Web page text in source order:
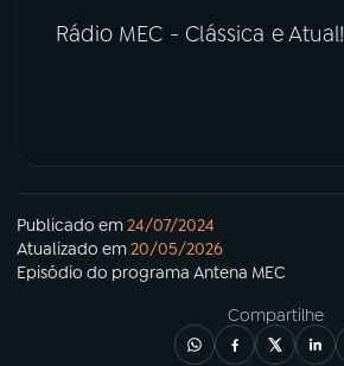
Rádio MEC - Clássica e Atual!
Publicado em24/07/2024
Atualizado em20/05/2026
Episódio do programa Antena MEC
Compartilhe